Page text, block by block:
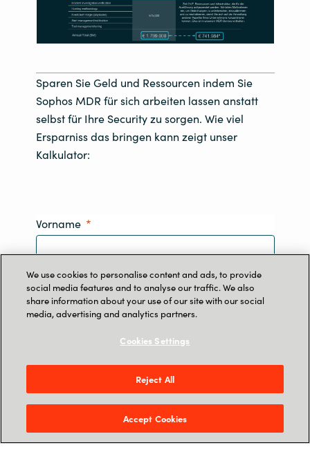
Sparen Sie Geld und Ressourcen indem Sie
Sophos MDR für sich arbeiten lassen anstatt
selbst für Ihre Security zu sorgen. Wie viel
Ersparniss das bringen kann zeigt unser
Kalkulator:
Vorname
Nachname
We use cookies to personalise content and ads, to provide
social media features and to analyse our traffic. We also
share information about your use of our site with our social
media, advertising and analytics partners.
Cookies Settings
Reject All
Accept Cookies